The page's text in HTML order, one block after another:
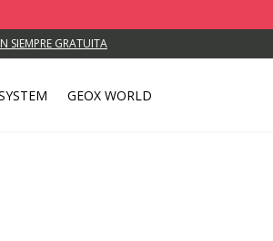
SIEMPRE GRATUITA
GEOX WORLD